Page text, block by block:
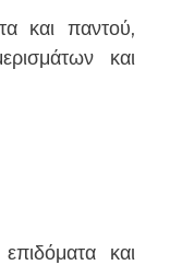
και παντού,
και
και